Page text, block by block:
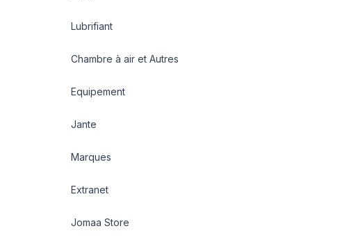
Lubrifiant
Chambre à air et Autres
Equipement
Jante
Marques
Extranet
Jomaa Store